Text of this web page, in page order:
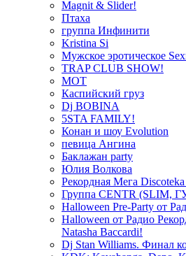
Magnit & Slider!
Птаха
группа Инфинити
Kristina Si
Мужское эротическое
TRAP CLUB SHOW!
МОТ
Каспийский груз
Dj BOBINA
5STA FAMILY!
Конан и шоу Evolution
певица Ангина
Баклажан party
Юлия Волкова
Рекордная Мега
Группа CENTR (SLIM,
Halloween Pre-Party от
Halloween от Радио
Natasha Baccardi!
Dj Stan Williams. Финал